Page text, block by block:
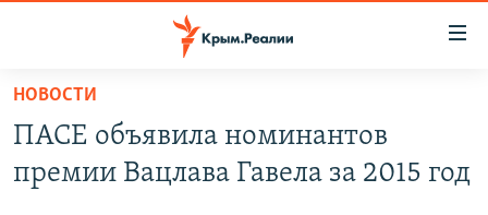
Вернуться
основному
содержанию
Вернутся
ВОДА
НОВОСТИ
ПАСЕ объявила номинантов
премии Вацлава Гавела за 2015 год